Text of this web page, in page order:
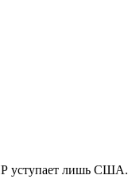
уступает лишь США.